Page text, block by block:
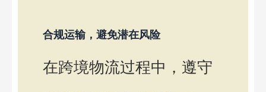
合规运输，避免潜在风险
在跨境物流过程中，遵守